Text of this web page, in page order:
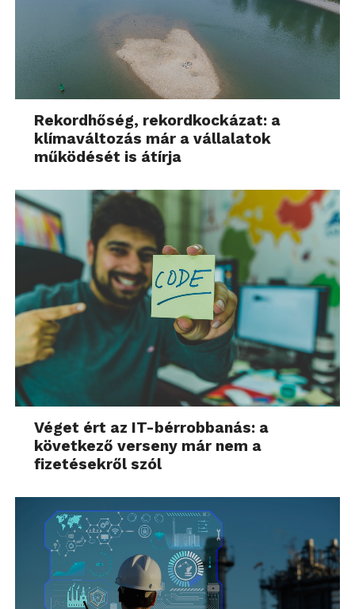
Rekordhőség, rekordkockázat: a
klímaváltozás már a vállalatok
működését is átírja
Véget ért az IT-bérrobbanás: a
következő verseny már nem a
fizetésekről szól